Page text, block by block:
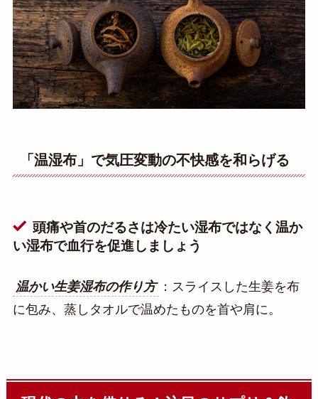
「温湿布」で気圧変動の不快感を和らげる
頭痛や首のだるさは冷たい湿布ではなく温か
い湿布で血行を促進しましょう
温かい生姜湿布の作り方
：スライスした生姜を布
に包み、蒸しタオルで温めたものを首や肩に。